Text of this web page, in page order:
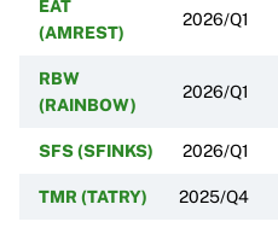
EAT
(AMREST)
2026/Q1
RBW
(RAINBOW)
2026/Q1
SFS (SFINKS) 2026/Q1
TMR (TATRY) 2025/Q4